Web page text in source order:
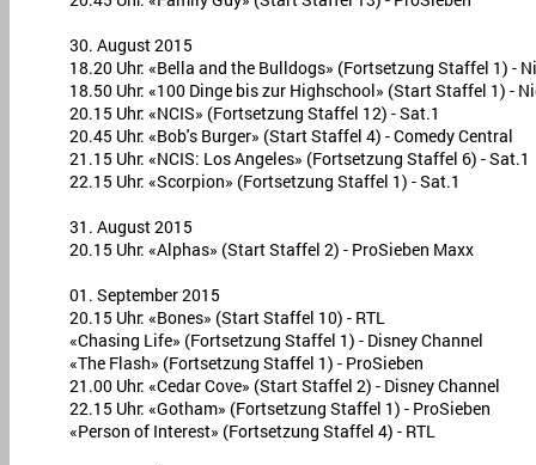
30. August 2015
18.20 Uhr: «Bella and the Bulldogs» (Fortsetzung Staffel 1) -
18.50 Uhr: «100 Dinge bis zur Highschool» (Start Staffel 1) -
20.15 Uhr: «NCIS» (Fortsetzung Staffel 12) - Sat.1
20.45 Uhr: «Bob's Burger» (Start Staffel 4) - Comedy Central
21.15 Uhr: «NCIS: Los Angeles» (Fortsetzung Staffel 6) - Sat.1
22.15 Uhr: «Scorpion» (Fortsetzung Staffel 1) - Sat.1
31. August 2015
20.15 Uhr: «Alphas» (Start Staffel 2) - ProSieben Maxx
01. September 2015
20.15 Uhr: «Bones» (Start Staffel 10) - RTL
«Chasing Life» (Fortsetzung Staffel 1) - Disney Channel
«The Flash» (Fortsetzung Staffel 1) - ProSieben
21.00 Uhr: «Cedar Cove» (Start Staffel 2) - Disney Channel
22.15 Uhr: «Gotham» (Fortsetzung Staffel 1) - ProSieben
«Person of Interest» (Fortsetzung Staffel 4) - RTL